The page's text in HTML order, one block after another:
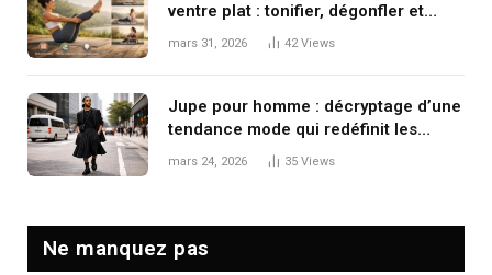
ventre plat : tonifier, dégonfler et
renforcer en douceur
mars 31, 2026 42Views
Jupe pour homme : décryptage d’une
tendance mode qui redéfinit les
codes masculins
mars 24, 2026 35 Views
Ne manquez pas